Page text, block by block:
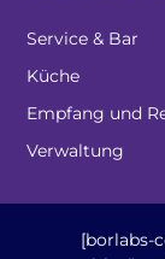
Service & Bar
Küche
Empfang und
Verwaltung
[borlabs-